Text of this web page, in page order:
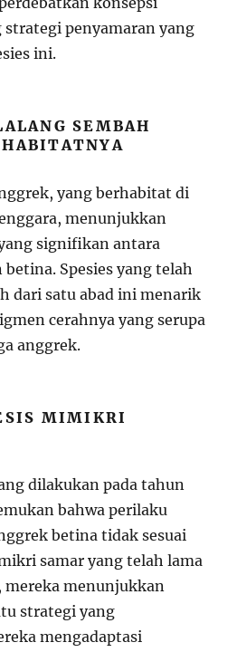
penyamaran yang
ini.
SEMBAH
HABITATNYA
yang berhabitat di
menunjukkan
signifikan antara
Spesies yang telah
dari satu abad ini menarik
cerahnya yang serupa
anggrek.
MIMIKRI
dilakukan pada tahun
bahwa perilaku
betina tidak sesuai
samar yang telah lama
mereka menunjukkan
strategi yang
mengadaptasi